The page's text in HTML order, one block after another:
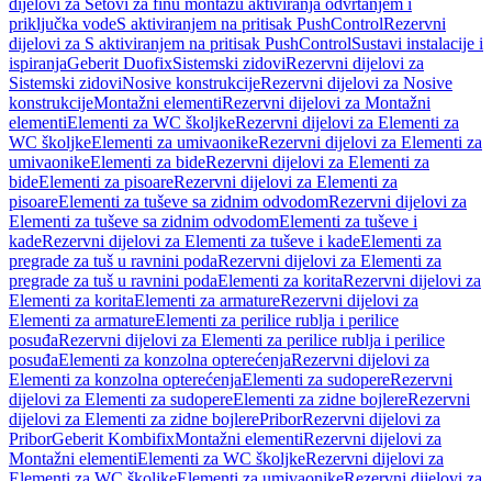
dijelovi za Setovi za finu montažu aktiviranja odvrtanjem i
priključka vodeS aktiviranjem na pritisak PushControlRezervni
dijelovi za S aktiviranjem na pritisak PushControlSustavi instalacije i
ispiranjaGeberit DuofixSistemski zidoviRezervni dijelovi za
Sistemski zidoviNosive konstrukcijeRezervni dijelovi za Nosive
konstrukcijeMontažni elementiRezervni dijelovi za Montažni
elementiElementi za WC školjkeRezervni dijelovi za Elementi za
WC školjkeElementi za umivaonikeRezervni dijelovi za Elementi za
umivaonikeElementi za bideRezervni dijelovi za Elementi za
bideElementi za pisoareRezervni dijelovi za Elementi za
pisoareElementi za tuševe sa zidnim odvodomRezervni dijelovi za
Elementi za tuševe sa zidnim odvodomElementi za tuševe i
kadeRezervni dijelovi za Elementi za tuševe i kadeElementi za
pregrade za tuš u ravnini podaRezervni dijelovi za Elementi za
pregrade za tuš u ravnini podaElementi za koritaRezervni dijelovi za
Elementi za koritaElementi za armatureRezervni dijelovi za
Elementi za armatureElementi za perilice rublja i perilice
posuđaRezervni dijelovi za Elementi za perilice rublja i perilice
posuđaElementi za konzolna opterećenjaRezervni dijelovi za
Elementi za konzolna opterećenjaElementi za sudopereRezervni
dijelovi za Elementi za sudopereElementi za zidne bojlereRezervni
dijelovi za Elementi za zidne bojlerePriborRezervni dijelovi za
PriborGeberit KombifixMontažni elementiRezervni dijelovi za
Montažni elementiElementi za WC školjkeRezervni dijelovi za